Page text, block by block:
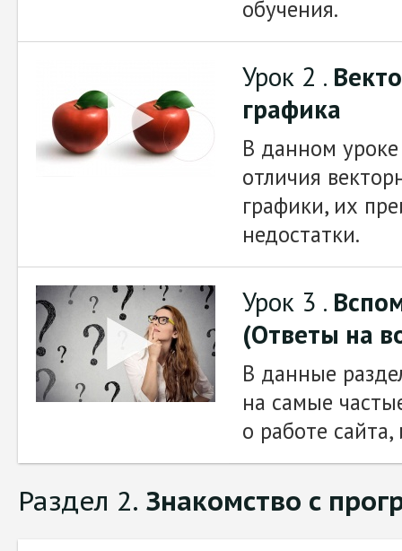
обучения.
Урок 2 .
графика
В данном
отличия
графики, их
недостатки.
Урок 3 .
(Ответы на
В данные
на самые
о работе
Раздел 2.Знакомство с